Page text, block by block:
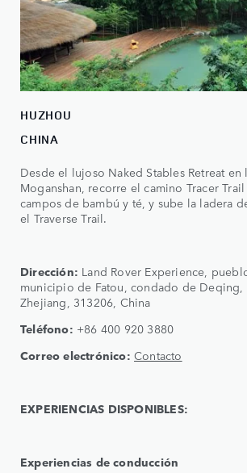
HUZHOU
CHINA
Desde el lujoso Naked Stables Retreat en
Moganshan, recorre el camino Tracer
campos de bambú y té, y sube la ladera
el Traverse Trail.
Dirección: Land Rover Experience,
municipio de Fatou, condado de Deqing,
Zhejiang, 313206, China
Teléfono: +86 400 920 3880
Correo electrónico: Contacto
EXPERIENCIAS DISPONIBLES:
Experiencias de conducción